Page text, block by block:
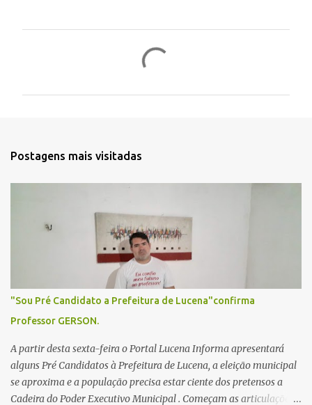
Postagens mais visitadas
"Sou Pré Candidato a Prefeitura de Lucena"confirma
Professor GERSON.
A partir desta sexta-feira o Portal Lucena Informa apresentará
alguns Pré Candidatos à Prefeitura de Lucena, a eleição municipal
se aproxima e a população precisa estar ciente dos pretensos a
Cadeira do Poder Executivo Municipal . Começam as articulações e